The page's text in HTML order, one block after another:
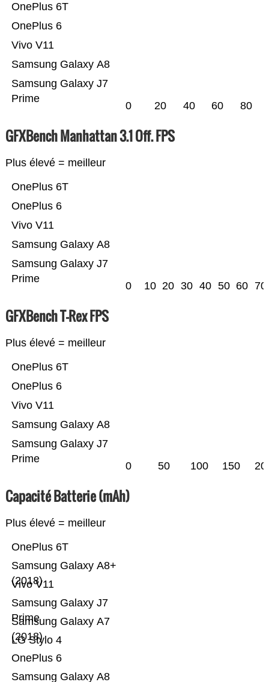
Samsung Galaxy J7
Prime
Samsung Galaxy A8
Vivo V11
OnePlus 6
OnePlus 6T
0 20 40 60 80
GFXBench Manhattan 3.1 Off. FPS
Plus élevé = meilleur
Samsung Galaxy J7
Prime
Samsung Galaxy A8
Vivo V11
OnePlus 6
OnePlus 6T
0 10 20 30 40 50 60 70
GFXBench T-Rex FPS
Plus élevé = meilleur
Samsung Galaxy J7
Prime
Samsung Galaxy A8
Vivo V11
OnePlus 6
OnePlus 6T
0 50 100 150
Capacité Batterie (mAh)
Plus élevé = meilleur
Samsung Galaxy A8
OnePlus 6
LG Stylo 4
Samsung Galaxy A7
(2018)
Samsung Galaxy J7
Prime
Vivo V11
Samsung Galaxy A8+
(2018)
OnePlus 6T